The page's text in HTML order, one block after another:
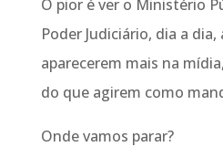
O pior é ver o Ministério
Poder Judiciário, dia a
aparecerem mais na
do que agirem como
Onde vamos parar?